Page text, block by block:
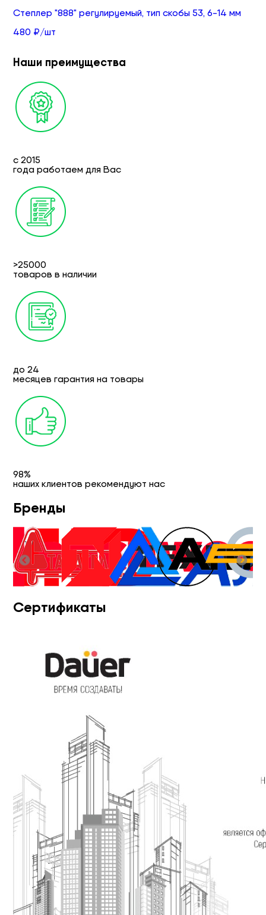
Степлер "888" регулируемый, тип скобы 53, 6-14 мм
480 ₽/шт
Наши преимущества
с 2015
года работаем для Вас
>25000
товаров в наличии
до 24
месяцев гарантия на товары
98%
наших клиентов рекомендуют нас
Бренды
Сертификаты